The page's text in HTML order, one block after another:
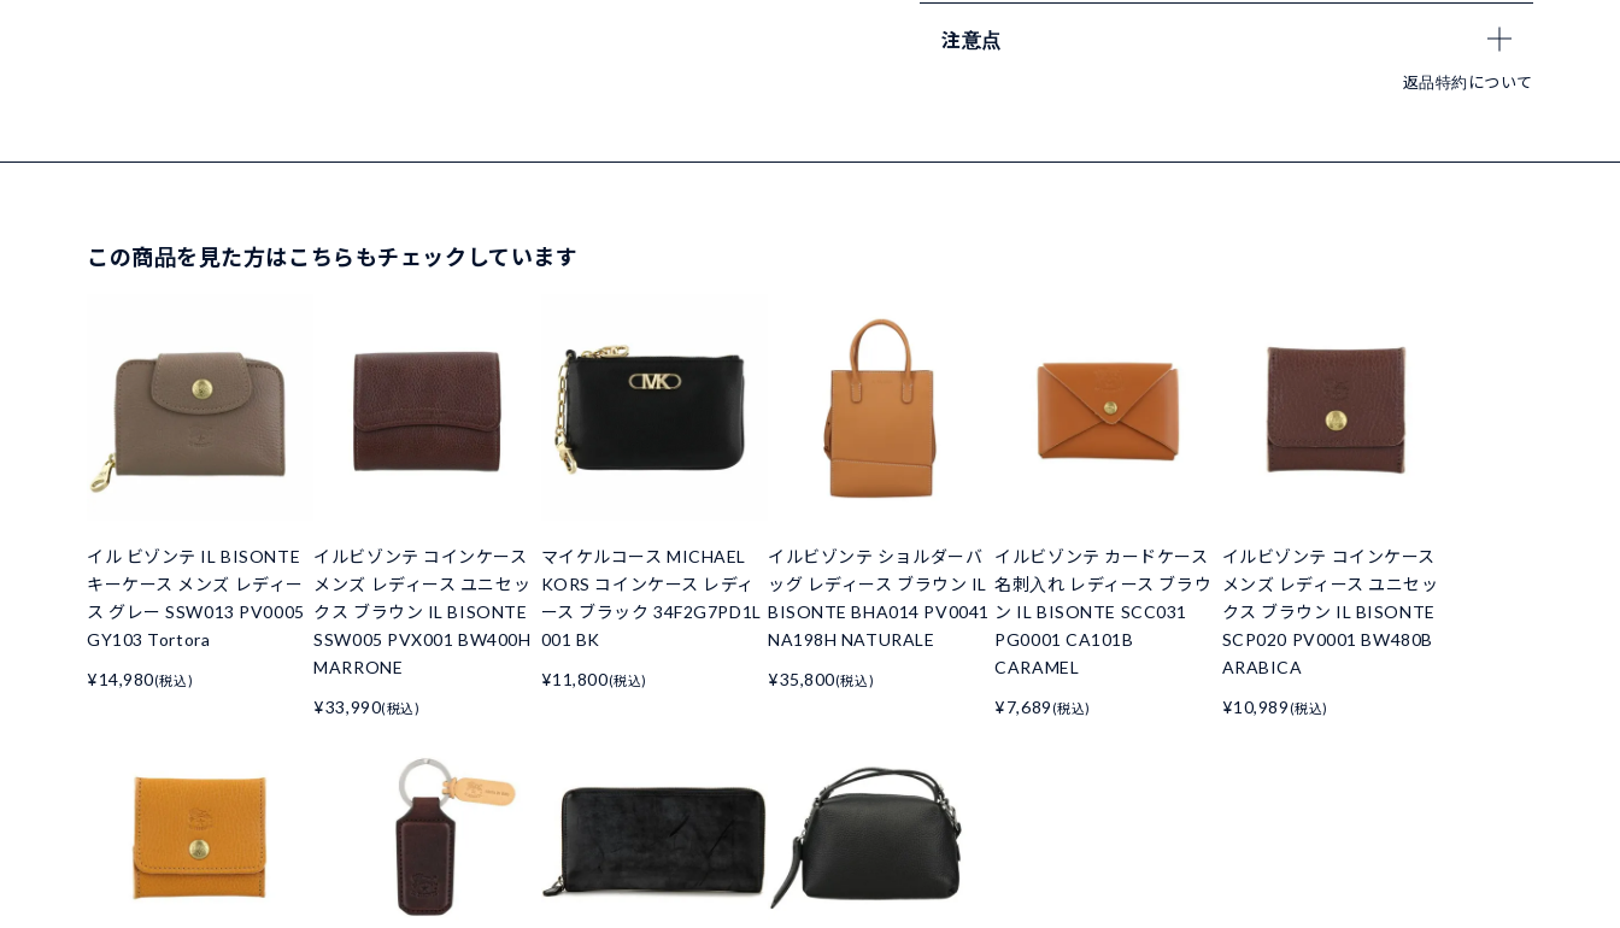
注意点
返品特約について
この商品を見た方はこちらもチェックしています
イル ビゾンテ IL BISONTE
キーケース メンズ レディー
ス グレー SSW013 PV0005
GY103 Tortora
¥14,980(税込)
イルビゾンテ コインケース
メンズ レディース ユニセッ
クス ブラウン IL BISONTE
SSW005 PVX001 BW400H
MARRONE
¥33,990(税込)
マイケルコース MICHAEL
KORS コインケース レディ
ース ブラック 34F2G7PD1L
001 BK
¥11,800(税込)
イルビゾンテ ショルダーバ
ッグ レディース ブラウン IL
BISONTE BHA014 PV0041
NA198H NATURALE
¥35,800(税込)
イルビゾンテ カードケース
名刺入れ レディース ブラウ
ン IL BISONTE SCC031
PG0001 CA101B
CARAMEL
¥7,689 (税込)
イルビゾンテ コインケース
メンズ レディース ユニセッ
クス ブラウン IL BISONTE
SCP020 PV0001 BW480B
ARABICA
¥10,989 (税込)